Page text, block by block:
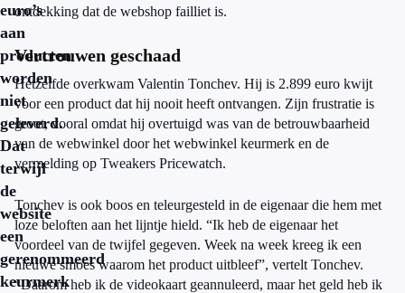
euro’s
aan
producten
worden
niet
geleverd.
Dat
terwijl
de
website
een
gerenommeerd
keurmerk
ontdekking dat de webshop failliet is.
Vertrouwen geschaad
Hetzelfde overkwam Valentin Tonchev. Hij is 2.899 euro kwijt
voor een product dat hij nooit heeft ontvangen. Zijn frustratie is
groot, vooral omdat hij overtuigd was van de betrouwbaarheid
van de webwinkel door het webwinkel keurmerk en de
vermelding op Tweakers Pricewatch.
Tonchev is ook boos en teleurgesteld in de eigenaar die hem met
loze beloften aan het lijntje hield. “Ik heb de eigenaar het
voordeel van de twijfel gegeven. Week na week kreeg ik een
nieuwe smoes waarom het product uitbleef”, vertelt Tonchev.
“Daarom heb ik de videokaart geannuleerd, maar het geld heb ik